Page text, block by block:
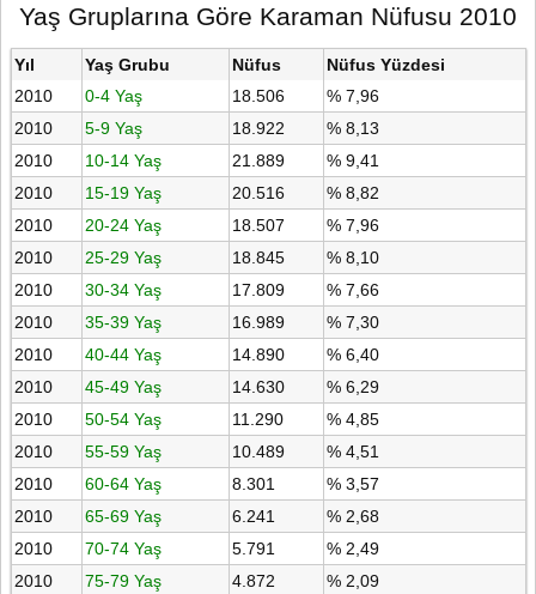
Yaş Gruplarına Göre Karaman Nüfusu 2010
Yıl Yaş Grubu Nüfus
Nüfus Yüzdesi
2010
0-4 Yaş 18.506
% 7,96
2010
5-9 Yaş 18.922
% 8,13
2010
10-14 Yaş 21.889
% 9,41
2010
15-19 Yaş 20.516
% 8,82
2010
20-24 Yaş 18.507
% 7,96
2010
25-29 Yaş 18.845
% 8,10
2010
30-34 Yaş 17.809
% 7,66
2010
35-39 Yaş 16.989
% 7,30
2010
40-44 Yaş 14.890
% 6,40
2010
45-49 Yaş 14.630
% 6,29
2010
50-54 Yaş 11.290
% 4,85
2010
55-59 Yaş 10.489
% 4,51
2010
60-64 Yaş 8.301
% 3,57
2010
65-69 Yaş 6.241
% 2,68
2010
70-74 Yaş 5.791
% 2,49
2010
75-79 Yaş 4.872 % 2,09